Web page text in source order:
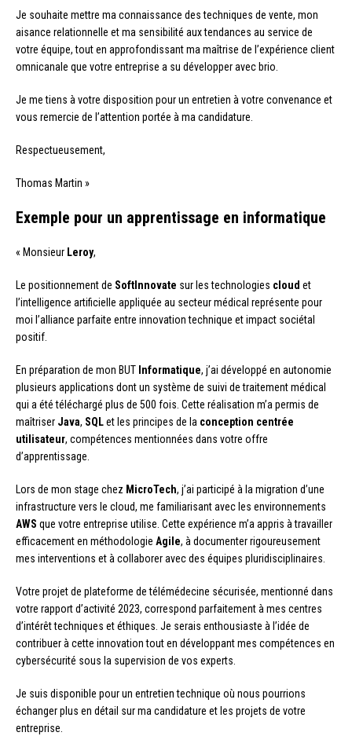
Je souhaite mettre ma connaissance des techniques de vente, mon
aisance relationnelle et ma sensibilité aux tendances au service de
votre équipe, tout en approfondissant ma maîtrise de l’expérience client
omnicanale que votre entreprise a su développer avec brio.
Je me tiens à votre disposition pour un entretien à votre convenance et
vous remercie de l’attention portée à ma candidature.
Respectueusement,
Thomas Martin »
Exemple pour un apprentissage en informatique
« Monsieur Leroy,
Le positionnement de SoftInnovate sur les technologies cloud et
l’intelligence artificielle appliquée au secteur médical représente pour
moi l’alliance parfaite entre innovation technique et impact sociétal
positif.
En préparation de mon BUT Informatique, j’ai développé en autonomie
plusieurs applications dont un système de suivi de traitement médical
qui a été téléchargé plus de 500 fois. Cette réalisation m’a permis de
maîtriser Java, SQLet les principes de la conception centrée
utilisateur, compétences mentionnées dans votre offre
d’apprentissage.
Lors de mon stage chez MicroTech, j’ai participé à la migration d’une
infrastructure vers le cloud, me familiarisant avec les environnements
AWS que votre entreprise utilise. Cette expérience m’a appris à travailler
efficacement en méthodologie Agile, à documenter rigoureusement
mes interventions et à collaborer avec des équipes pluridisciplinaires.
Votre projet de plateforme de télémédecine sécurisée, mentionné dans
votre rapport d’activité 2023, correspond parfaitement à mes centres
d’intérêt techniques et éthiques. Je serais enthousiaste à l’idée de
contribuer à cette innovation tout en développant mes compétences en
cybersécurité sous la supervision de vos experts.
Je suis disponible pour un entretien technique où nous pourrions
échanger plus en détail sur ma candidature et les projets de votre
entreprise.